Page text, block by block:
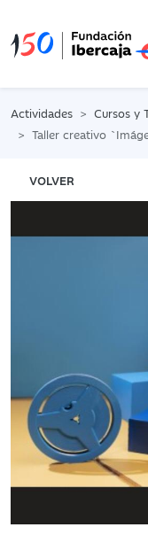
Actividades
Cursos y
Taller creativo `Imágenes en acción´. Un viaje por la Historia y
VOLVER